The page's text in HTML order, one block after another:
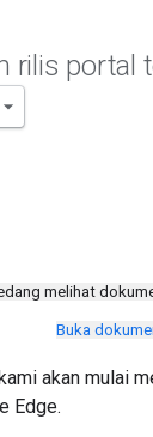
rilis portal
melihat
Buka
akan mulai
Edge.